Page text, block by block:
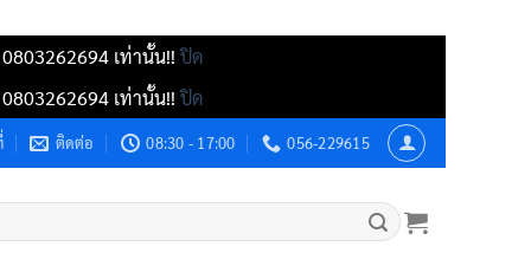
0803262694 เท่านั้น!!ปิด
0803262694 เท่านั้น!!ปิด
ติดต่อ 08:30 - 17:00 056-229615